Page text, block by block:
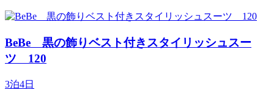
BeBe 黒の飾りベスト付きスタイリッシュスー
ツ 120
3泊4日